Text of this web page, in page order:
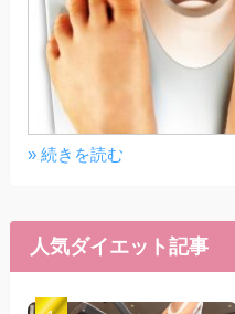
» 続きを読む
人気ダイエット記事